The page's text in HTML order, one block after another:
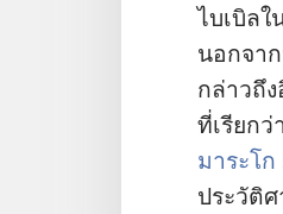
ไบเบิล​
นอก​จา
กล่าว​ถึ
ที่​เรียก​ว่
มาระโก
ประวัติ